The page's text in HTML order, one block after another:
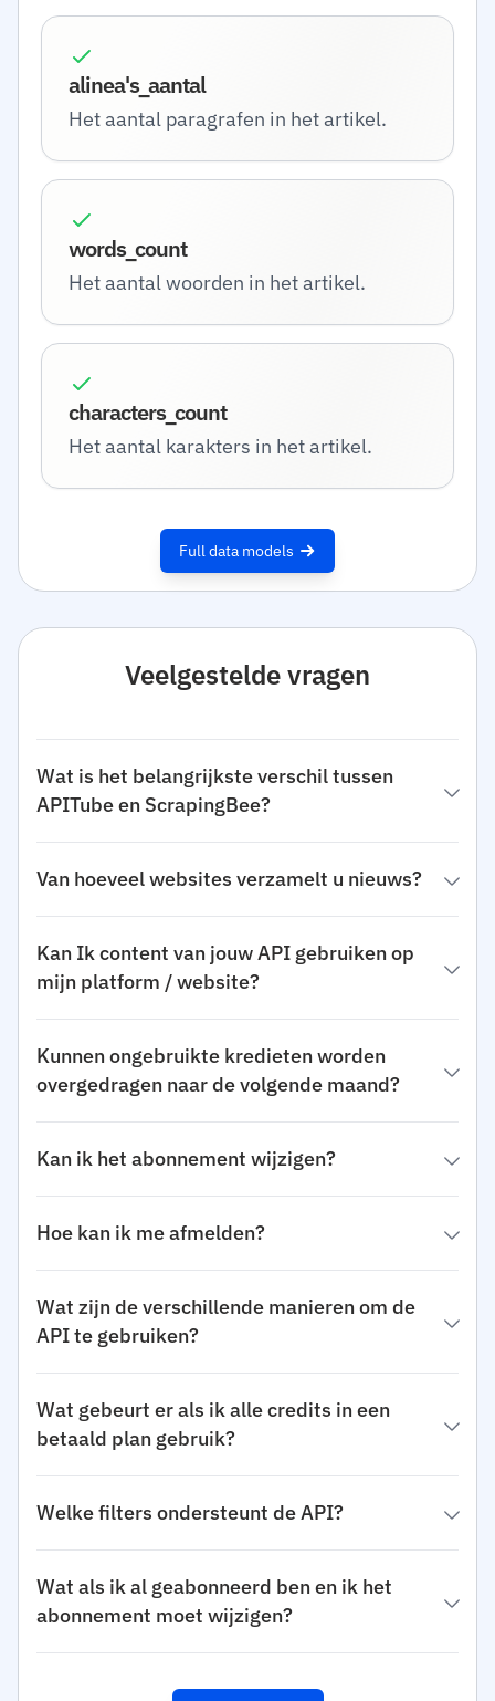
alinea's_aantal
Het aantal paragrafen in het artikel.
words_count
Het aantal woorden in het artikel.
characters_count
Het aantal karakters in het artikel.
Full data models
Veelgestelde vragen
Wat is het belangrijkste verschil tussen
APITube en ScrapingBee?
Van hoeveel websites verzamelt u nieuws?
Kan Ik content van jouw API gebruiken op
mijn platform / website?
Kunnen ongebruikte kredieten worden
overgedragen naar de volgende maand?
Kan ik het abonnement wijzigen?
Hoe kan ik me afmelden?
Wat zijn de verschillende manieren om de
API te gebruiken?
Wat gebeurt er als ik alle credits in een
betaald plan gebruik?
Welke filters ondersteunt de API?
Wat als ik al geabonneerd ben en ik het
abonnement moet wijzigen?